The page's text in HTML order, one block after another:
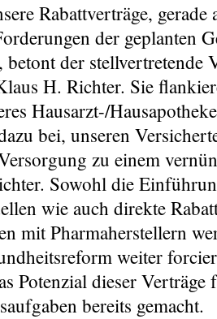
Rabattverträge,
der geplanten
betont der stellvertretende
H. Richter. Sie
Hausarzt-/
bei, unseren
zu einem
Sowohl die
wie auch direkte
mit Pharmaherstellern
weiter
Potenzial dieser
bereits gemacht.